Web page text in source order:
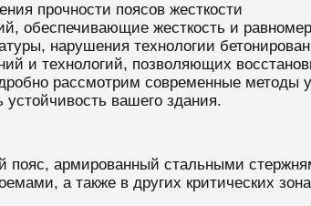
прочности поясов жесткости
жесткость и
нарушения технологии
и технологий, позволяющих
рассмотрим современные
устойчивость вашего здания.
армированный стальными
а также в других критических